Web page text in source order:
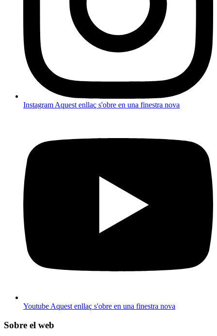
Instagram Aquest enllaç s'obre en una finestra nova
Youtube Aquest enllaç s'obre en una finestra nova
Sobre el web